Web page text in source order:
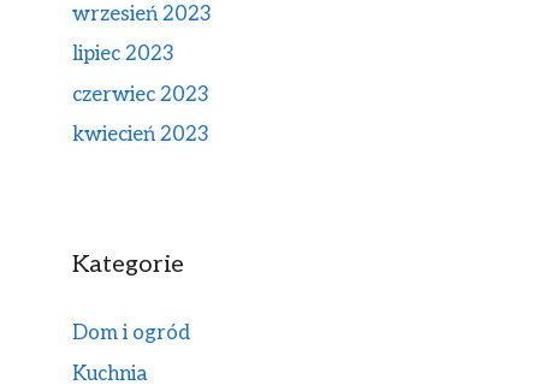
wrzesień 2023
lipiec 2023
czerwiec 2023
kwiecień 2023
Kategorie
Dom i ogród
Kuchnia